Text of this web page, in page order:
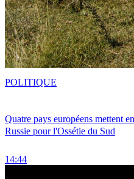
Quatre pays européens mettent
Russie pour l'Ossétie du Sud
14:44
POLITIQUE